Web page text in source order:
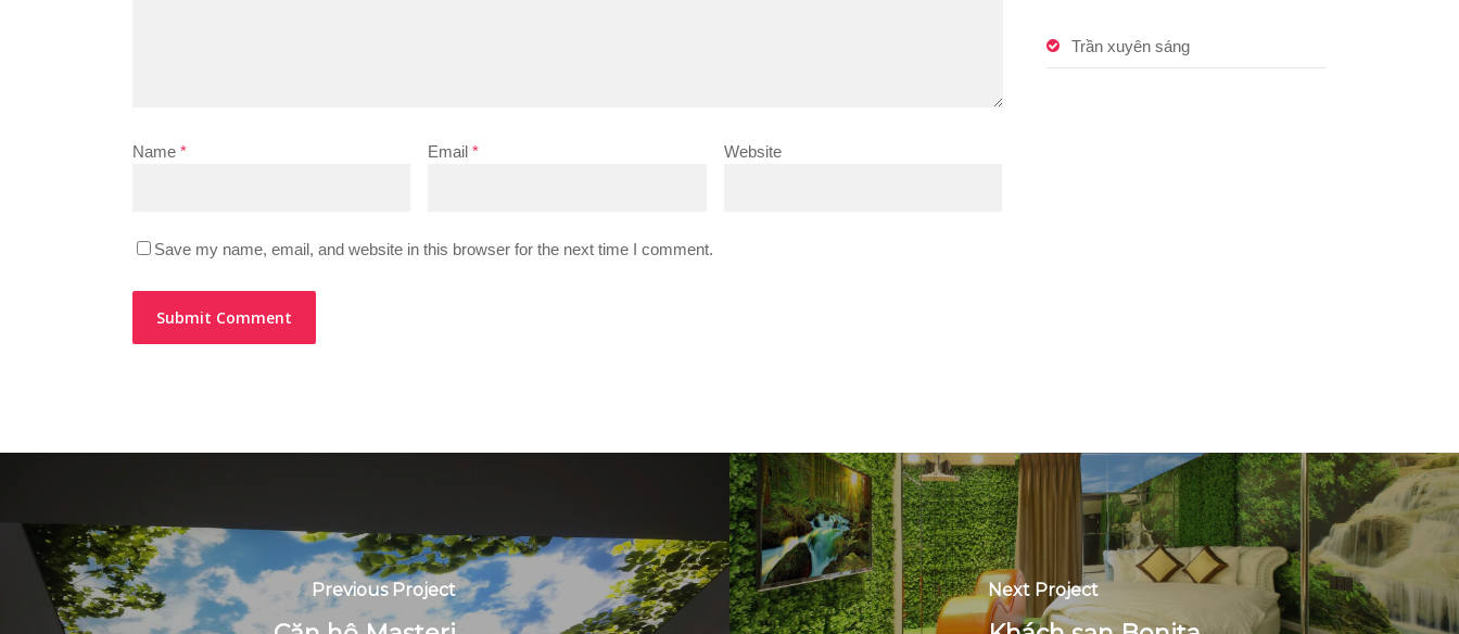
Name * Email* Website
Save my name, email, and website in this browser for the next time I comment.
Trần xuyên sáng
Previous Project Next Project